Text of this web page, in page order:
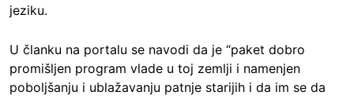
jeziku.
U članku na portalu se navodi da je “paket dobro
promišljen program vlade u toj zemlji i namenjen
poboljšanju i ublažavanju patnje starijih i da im se da